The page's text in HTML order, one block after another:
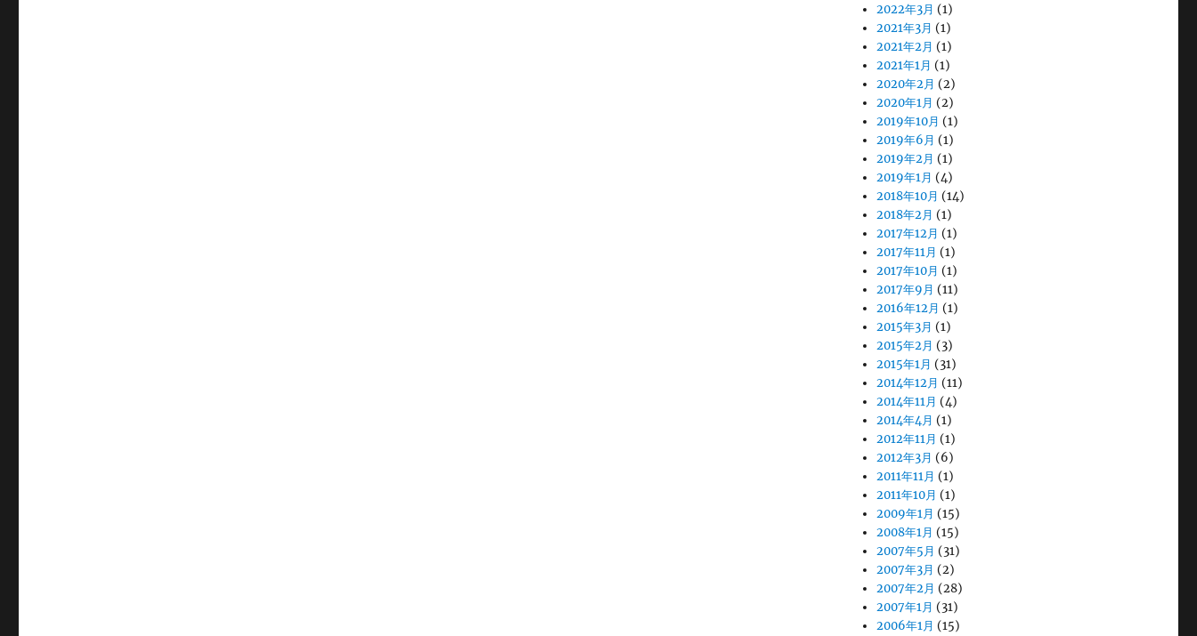
2022年3月 (1)
2021年3月 (1)
2021年2月 (1)
2021年1月 (1)
2020年2月 (2)
2020年1月 (2)
2019年10月 (1)
2019年6月 (1)
2019年2月 (1)
2019年1月 (4)
2018年10月 (14)
2018年2月 (1)
2017年12月 (1)
2017年11月 (1)
2017年10月 (1)
2017年9月 (11)
2016年12月 (1)
2015年3月 (1)
2015年2月 (3)
2015年1月 (31)
2014年12月 (11)
2014年11月 (4)
2014年4月 (1)
2012年11月 (1)
2012年3月 (6)
2011年11月 (1)
2011年10月 (1)
2009年1月 (15)
2008年1月 (15)
2007年5月 (31)
2007年3月 (2)
2007年2月 (28)
2007年1月 (31)
2006年1月 (15)